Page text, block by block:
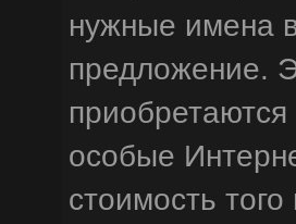
нужные имена
предложение.
особые
стоимость